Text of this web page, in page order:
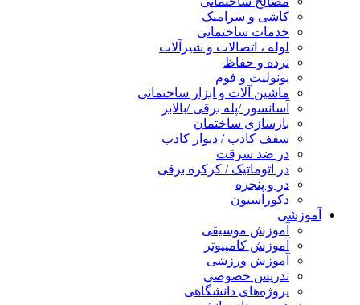
کاشی و سرامیک
خدمات ساختمانی
لوله ، اتصالات و شیرآلات
نرده و حفاظ
یونولیت و فوم
ماشین آلات و ابزار ساختمانی
آسانسور /پله برقی /بالابر
بازسازی ساختمان
سقف کاذب / دیوار کاذب
در ضد سرقت
در اتوماتیک / کرکره برقی
در و پنجره
دکوراسیون
آموزشی
آموزش موسیقی
آموزش کامپیوتر
آموزش ورزشی
تدریس خصوصی
پروژه‌های دانشگاهی